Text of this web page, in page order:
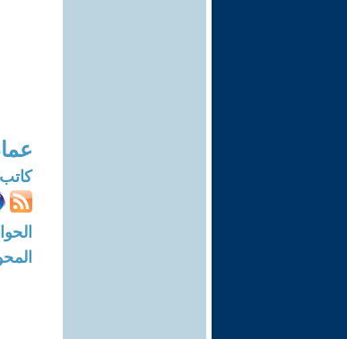
كاتب
الحوار